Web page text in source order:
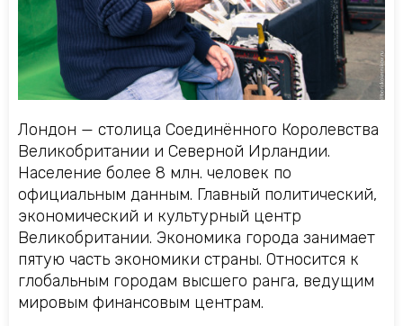
Лондон — столица Соединённого Королевства
Великобритании и Северной Ирландии.
Население более 8 млн. человек по
официальным данным. Главный политический,
экономический и культурный центр
Великобритании. Экономика города занимает
пятую часть экономики страны. Относится к
глобальным городам высшего ранга, ведущим
мировым финансовым центрам.